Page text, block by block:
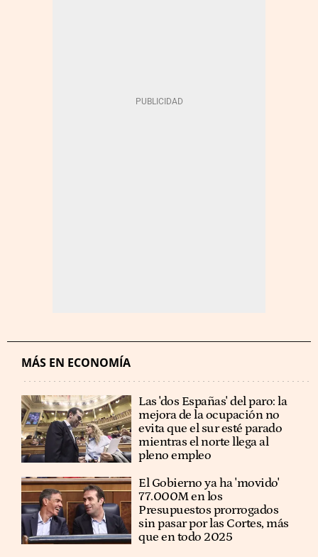
MÁS EN ECONOMÍA
Las 'dos Españas' del paro: la
mejora de la ocupación no
evita que el sur esté parado
mientras el norte llega al
pleno empleo
El Gobierno ya ha 'movido'
77.000M en los
Presupuestos prorrogados
sin pasar por las Cortes, más
que en todo 2025